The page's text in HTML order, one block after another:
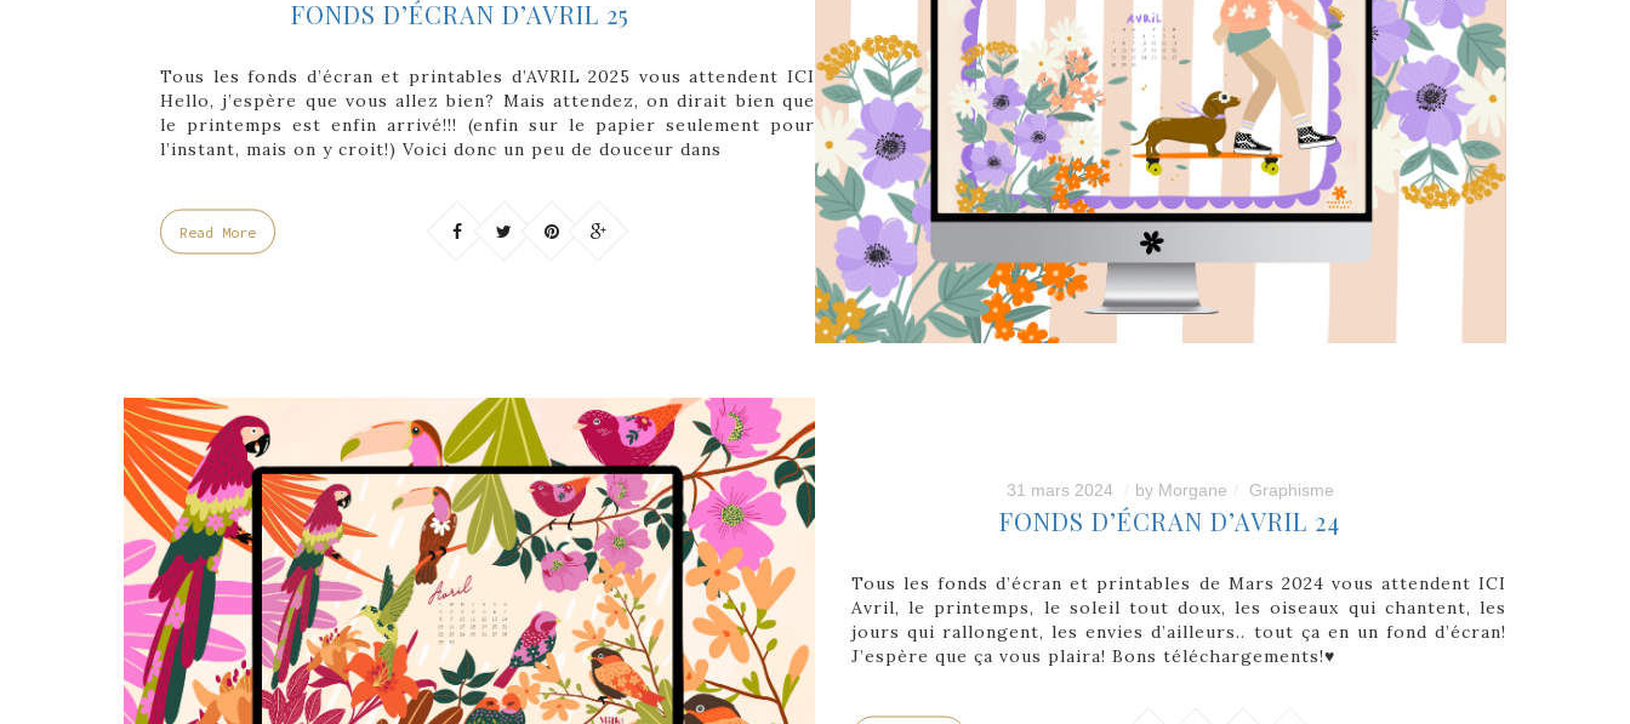
FONDS D’ÉCRAN D’AVRIL 25
Tous les fonds d’écran et printables d’AVRIL 2025 vous attendent ICI
Hello, j’espère que vous allez bien? Mais attendez, on dirait bien que
le printemps est enfin arrivé!!! (enfin sur le papier seulement pour
l’instant, mais on y croit!) Voici donc un peu de douceur dans
Read More
31 mars 2024 by Morgane Graphisme
FONDS D’ÉCRAN D’AVRIL 24
Tous les fonds d’écran et printables de Mars 2024 vous attendent ICI
Avril, le printemps, le soleil tout doux, les oiseaux qui chantent, les
jours qui rallongent, les envies d’ailleurs.. tout ça en un fond d’écran!
J’espère que ça vous plaira! Bons téléchargements!♥